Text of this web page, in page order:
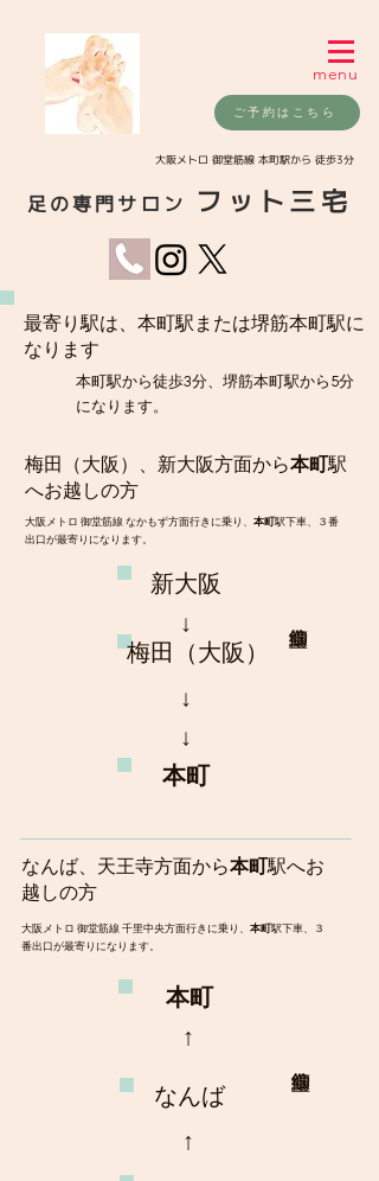
menu
ご予約はこちら
​大阪メトロ 御堂筋線 本町駅から 徒歩3分
足の専門サロン フット三宅
​最寄り駅は、本町駅または堺筋本町駅に
なります
​本町駅から徒歩3分、堺筋本町駅から5分
になります。
梅田（大阪）、新大阪方面から本町駅
へお越しの方
大阪メトロ 御堂筋線 なかもず方面行きに乗り、 本町 駅下車、３番
出口が最寄りになります。
​新大阪
梅田（大阪）
​↓
​↓
​↓
本町
なんば、天王寺方面から本町駅へお
越しの方
大阪メトロ 御堂筋線 千里中央方面行きに乗り、 本町 駅下車、３
番出口が最寄りになります。
本町
​↑
なんば
​↑